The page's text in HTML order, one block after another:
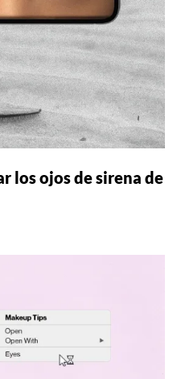
los ojos de sirena de